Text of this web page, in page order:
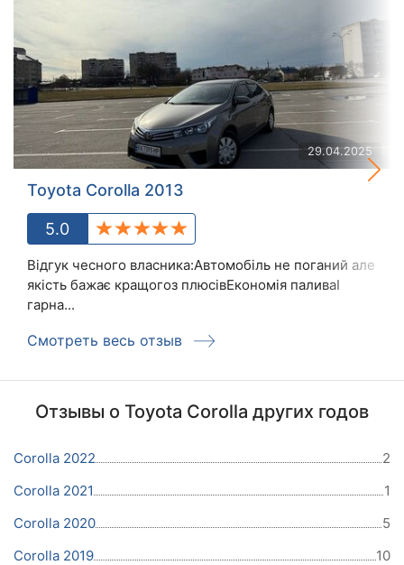
29.04.2025
Toyota Corolla 2013
5.0
Відгук чесного власника:Автомобіль не поганий але
якість бажає кращогоз плюсівЕкономія паливаІ
гарна...
Смотреть весь отзыв
Отзывы о Toyota Corolla других годов
Corolla 2022
2
Corolla 2021
1
Corolla 2020
5
Corolla 2019
10